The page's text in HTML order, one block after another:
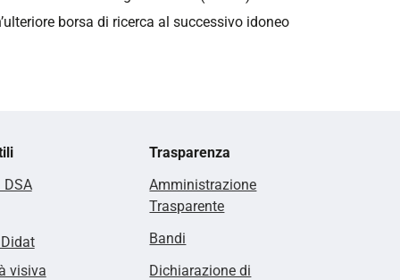
borsa di ricerca al successivo idoneo
DSA
visiva
Trasparenza
Amministrazione
Trasparente
Bandi
Dichiarazione di